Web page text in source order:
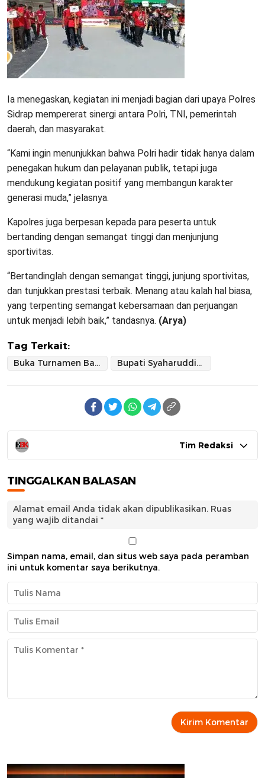
Ia menegaskan, kegiatan ini menjadi bagian dari upaya Polres
Sidrap mempererat sinergi antara Polri, TNI, pemerintah
daerah, dan masyarakat.
“Kami ingin menunjukkan bahwa Polri hadir tidak hanya dalam
penegakan hukum dan pelayanan publik, tetapi juga
mendukung kegiatan positif yang membangun karakter
generasi muda,” jelasnya.
Kapolres juga berpesan kepada para peserta untuk
bertanding dengan semangat tinggi dan menjunjung
sportivitas.
“Bertandinglah dengan semangat tinggi, junjung sportivitas,
dan tunjukkan prestasi terbaik. Menang atau kalah hal biasa,
yang terpenting semangat kebersamaan dan perjuangan
untuk menjadi lebih baik,” tandasnya. (Arya)
Tag Terkait:
Buka Turnamen Basket Kapolres Sidrap Cup 2025 Bupati Syaharuddin: Panggung Atlet Potensial
Tim Redaksi
TINGGALKAN BALASAN
Alamat email Anda tidak akan dipublikasikan. Ruas
yang wajib ditandai *
Simpan nama, email, dan situs web saya pada peramban
ini untuk komentar saya berikutnya.